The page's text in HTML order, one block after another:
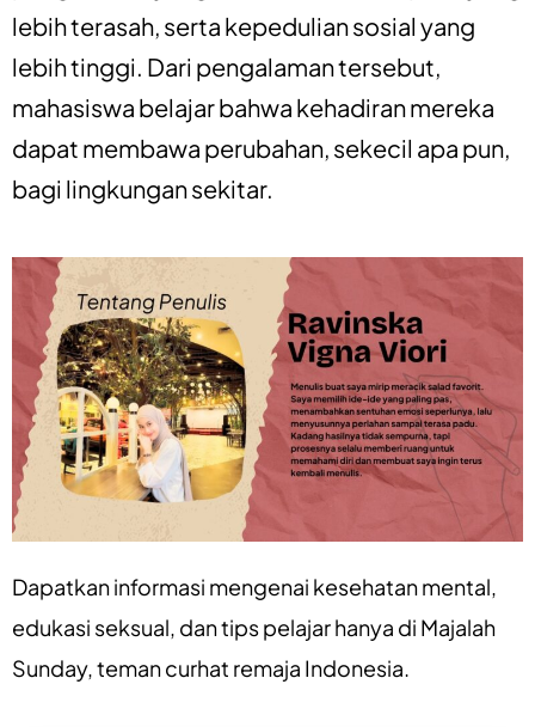
lebih terasah, serta kepedulian sosial yang
lebih tinggi. Dari pengalaman tersebut,
mahasiswa belajar bahwa kehadiran mereka
dapat membawa perubahan, sekecil apa pun,
bagi lingkungan sekitar.
Dapatkan informasi mengenai kesehatan mental,
edukasi seksual, dantips pelajarhanya di Majalah
Sunday, teman curhat remaja Indonesia.